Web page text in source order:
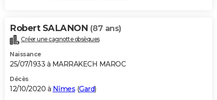
Robert SALANON (87 ans)
Créer une cagnotte obsèques
Naissance
25/07/1933 à MARRAKECH MAROC
Décès
12/10/2020 à Nîmes (Gard)